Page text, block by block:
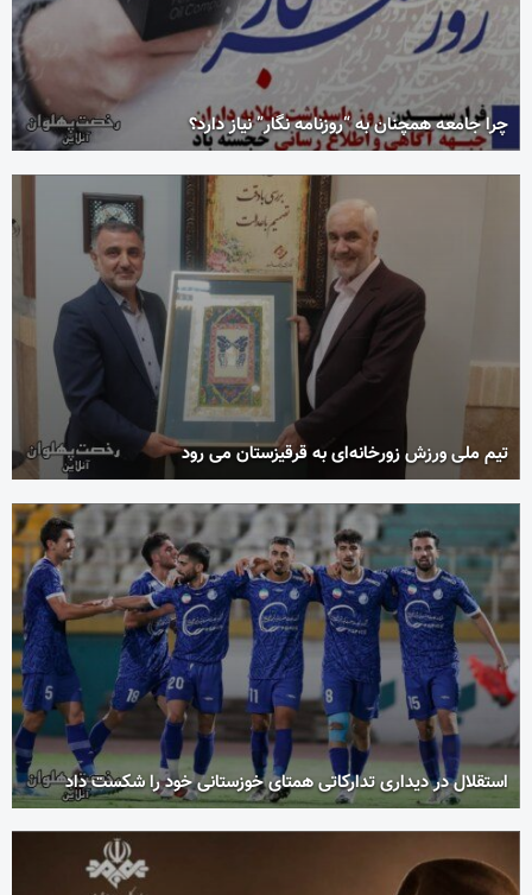
چرا جامعه همچنان به “روزنامه نگار” نیاز دارد؟
تیم ملی ورزش زورخانه‌ای به قرقیزستان می رود
استقلال در دیداری تدارکاتی همتای خوزستانی خود را شکست داد